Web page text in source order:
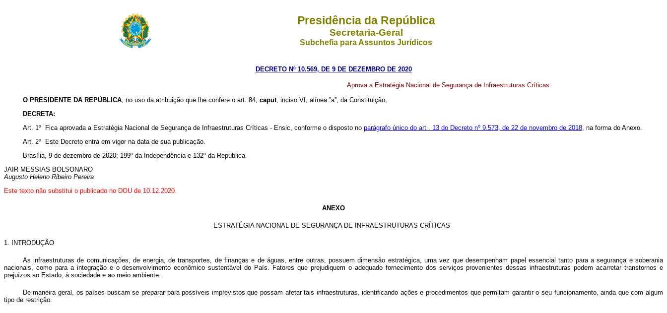
Presidência da República
Secretaria-Geral
Subchefia para Assuntos Jurídicos
DECRETO Nº 10.569, DE 9 DE DEZEMBRO DE 2020
Aprova a Estratégia Nacional de Segurança de Infraestruturas Críticas.
O PRESIDENTE DA REPÚBLICA, no uso da atribuição que lhe confere o art. 84, caput, inciso VI, alínea ”a”, da Constituição,
DECRETA:
Art. 1º Fica aprovada a Estratégia Nacional de Segurança de Infraestruturas Críticas - Ensic, conforme o disposto no parágrafo único do art . 13 do Decreto nº 9.573, de 22 de novembro de 2018, na forma do Anexo.
Art. 2º Este Decreto entra em vigor na data de sua publicação.
Brasília, 9 de dezembro de 2020; 199º da Independência e 132º da República.
JAIR MESSIAS BOLSONARO
Augusto Heleno Ribeiro Pereira
Este texto não substitui o publicado no DOU de 10.12.2020.
ANEXO
ESTRATÉGIA NACIONAL DE SEGURANÇA DE INFRAESTRUTURAS CRÍTICAS
1. INTRODUÇÃO
As infraestruturas de comunicações, de energia, de transportes, de finanças e de águas, entre outras, possuem dimensão estratégica, uma vez que desempenham papel essencial tanto para a segurança e soberania
nacionais, como para a integração e o desenvolvimento econômico sustentável do País. Fatores que prejudiquem o adequado fornecimento dos serviços provenientes dessas infraestruturas podem acarretar transtornos e
prejuízos ao Estado, à sociedade e ao meio ambiente.
De maneira geral, os países buscam se preparar para possíveis imprevistos que possam afetar tais infraestruturas, identificando ações e procedimentos que permitam garantir o seu funcionamento, ainda que com algum
tipo de restrição.